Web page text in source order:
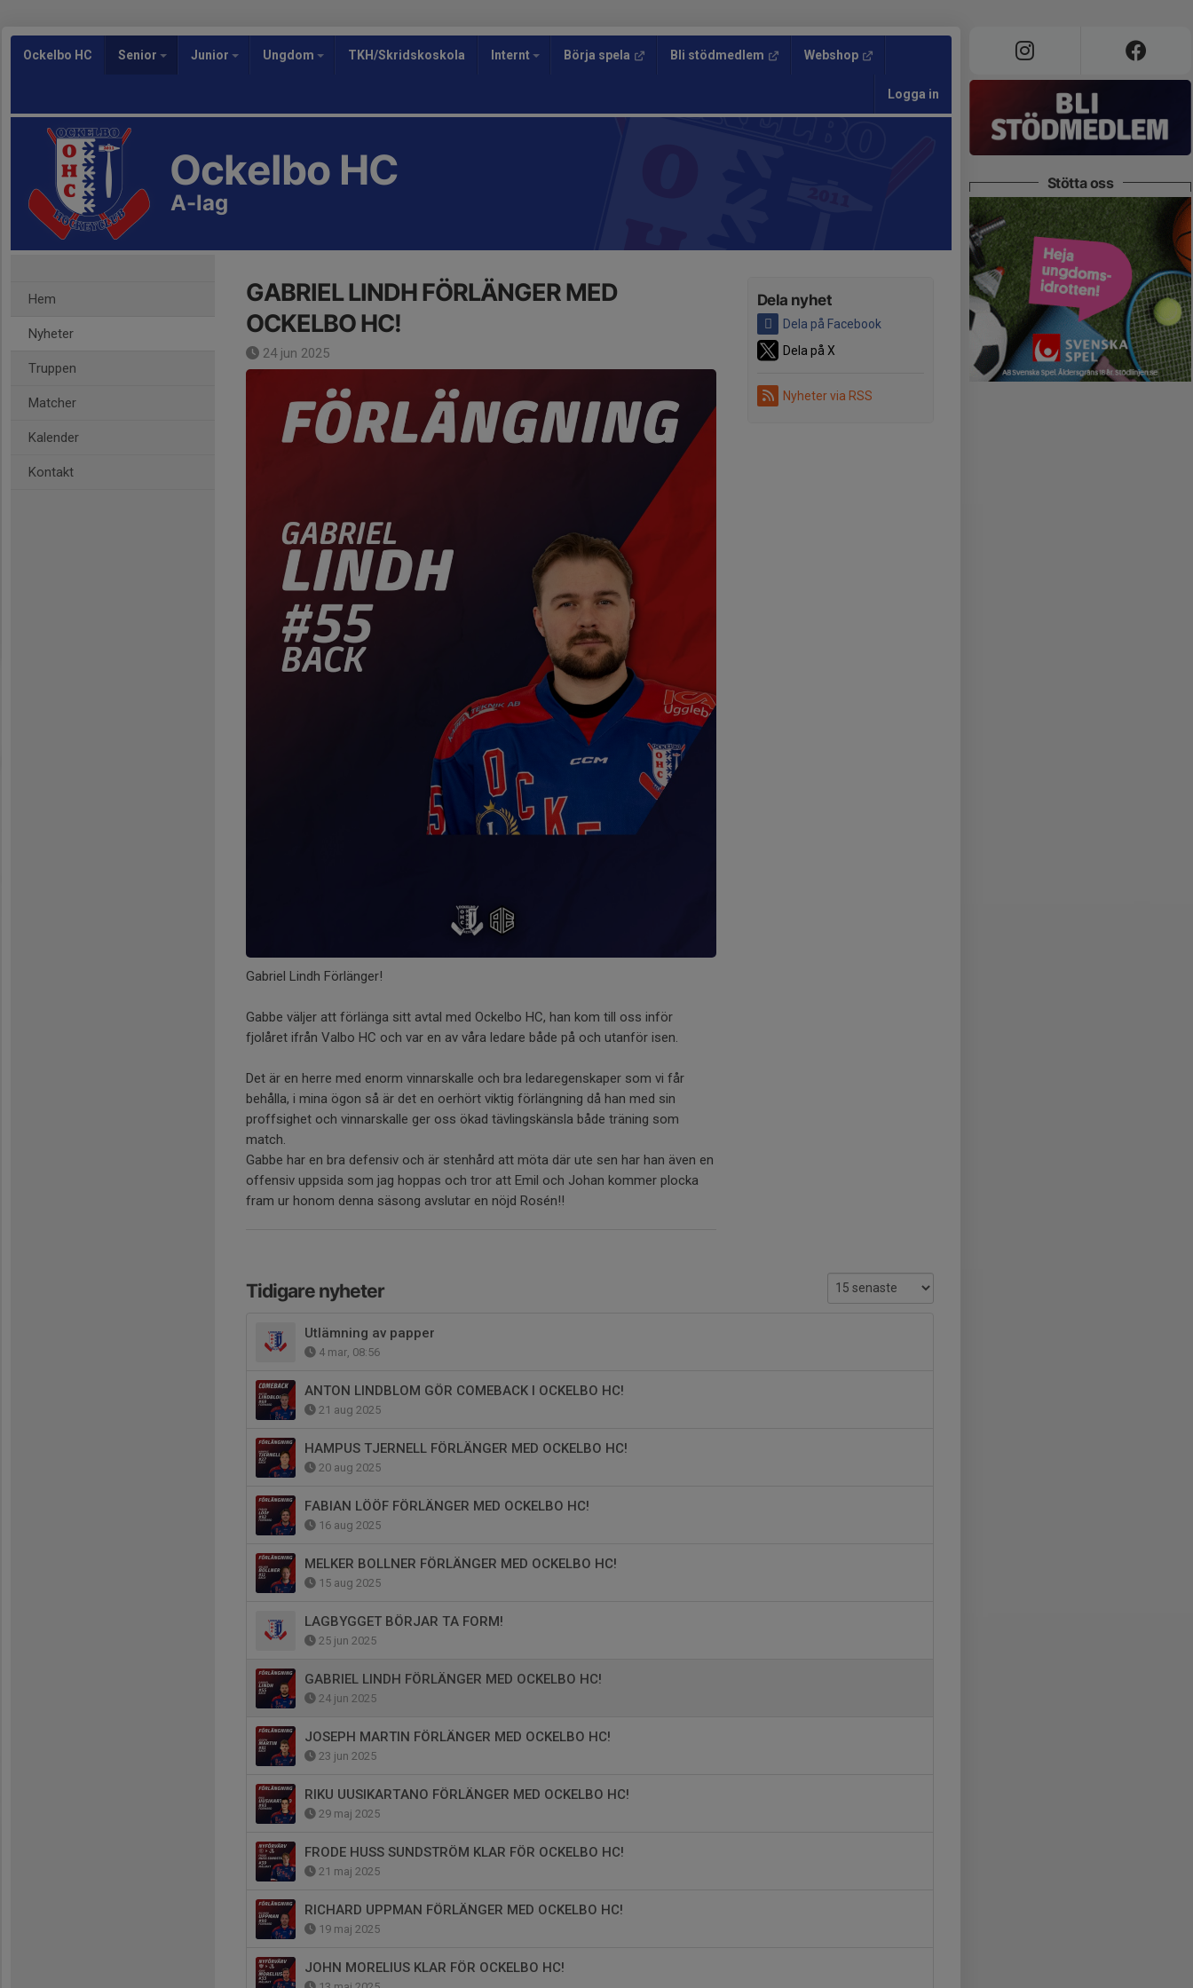
Ockelbo HC Senior Junior Ungdom TKH/Skridskoskola Internt Börja spela Bli stödmedlem Webshop
Logga in
Ockelbo HC
A-lag
Hem
Nyheter
Truppen
Matcher
Kalender
Kontakt
Dela nyhet
Dela på Facebook
Dela på X
Nyheter via RSS
GABRIEL LINDH FÖRLÄNGER MED
OCKELBO HC!
24 jun 2025
Gabriel Lindh Förlänger!
Gabbe väljer att förlänga sitt avtal med Ockelbo HC, han kom till oss inför
fjolåret ifrån Valbo HC och var en av våra ledare både på och utanför isen.
Det är en herre med enorm vinnarskalle och bra ledaregenskaper som vi får
behålla, i mina ögon så är det en oerhört viktig förlängning då han med sin
proffsighet och vinnarskalle ger oss ökad tävlingskänsla både träning som
match.
Gabbe har en bra defensiv och är stenhård att möta där ute sen har han även en
offensiv uppsida som jag hoppas och tror att Emil och Johan kommer plocka
fram ur honom denna säsong avslutar en nöjd Rosén!!
Tidigare nyheter
Utlämning av papper
4 mar, 08:56
ANTON LINDBLOM GÖR COMEBACK I OCKELBO HC!
21 aug 2025
HAMPUS TJERNELL FÖRLÄNGER MED OCKELBO HC!
20 aug 2025
FABIAN LÖÖF FÖRLÄNGER MED OCKELBO HC!
16 aug 2025
MELKER BOLLNER FÖRLÄNGER MED OCKELBO HC!
15 aug 2025
LAGBYGGET BÖRJAR TA FORM!
25 jun 2025
GABRIEL LINDH FÖRLÄNGER MED OCKELBO HC!
24 jun 2025
JOSEPH MARTIN FÖRLÄNGER MED OCKELBO HC!
23 jun 2025
RIKU UUSIKARTANO FÖRLÄNGER MED OCKELBO HC!
29 maj 2025
FRODE HUSS SUNDSTRÖM KLAR FÖR OCKELBO HC!
21 maj 2025
RICHARD UPPMAN FÖRLÄNGER MED OCKELBO HC!
19 maj 2025
JOHN MORELIUS KLAR FÖR OCKELBO HC!
Stötta oss